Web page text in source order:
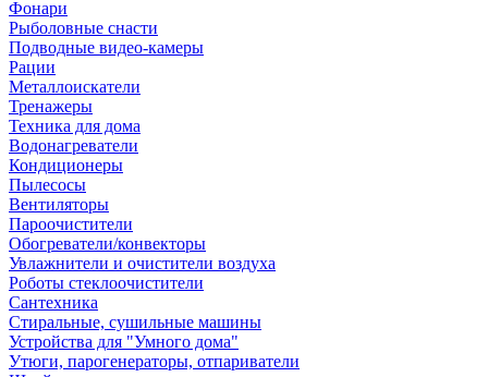
Фонари
Рыболовные снасти
Подводные видео-камеры
Рации
Металлоискатели
Тренажеры
Техника для дома
Водонагреватели
Кондиционеры
Пылесосы
Вентиляторы
Пароочистители
Обогреватели/конвекторы
Увлажнители и очистители воздуха
Роботы стеклоочистители
Сантехника
Стиральные, сушильные машины
Устройства для "Умного дома"
Утюги, парогенераторы, отпариватели